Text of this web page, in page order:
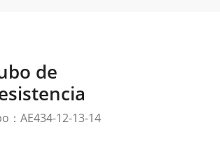
de
：AE434-12-13-14